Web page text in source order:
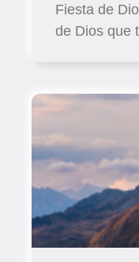
Fiesta de
de Dios que